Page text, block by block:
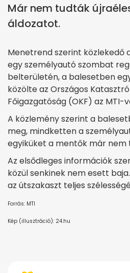
Már nem tudták
áldozatot.
Menetrend szerint közlekedő
egy személyautó szombat
belterületén, a balesetben
közölte az Országos
Főigazgatóság (OKF) az MTI-
A közlemény szerint a
meg, mindketten a
egyiküket a mentők már nem
Az elsődleges információk
közül senkinek nem esett
az útszakaszt teljes
Forrás: MTI
Kép (illusztráció): 24.hu